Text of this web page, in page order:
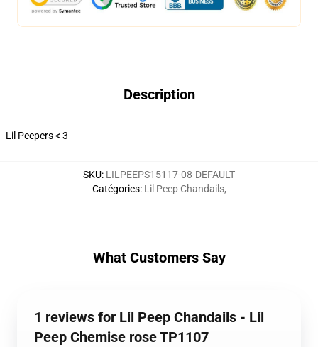
Description
Lil Peepers < 3
SKU: LILPEEPS15117-08-DEFAULT
Catégories: Lil Peep Chandails,
What Customers Say
1 reviews for Lil Peep Chandails - Lil
Peep Chemise rose TP1107